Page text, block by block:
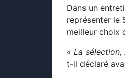
Dans un
représenter le
meilleur choix
« La sélection,
t-il déclaré